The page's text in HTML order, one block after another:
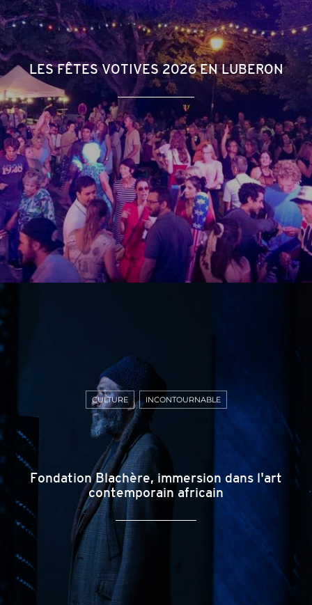
LES FÊTES VOTIVES 2026 EN LUBERON
Fondation Blachère, immersion dans l'art
contemporain africain
CULTURE INCONTOURNABLE